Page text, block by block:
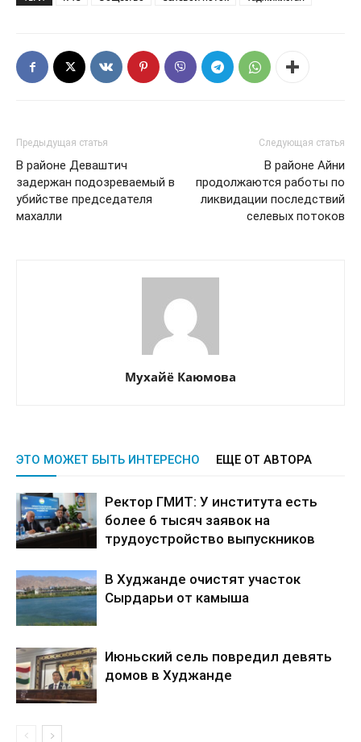
Предыдущая статья
В районе Деваштич
задержан подозреваемый в
убийстве председателя
махалли
Следующая статья
В районе Айни
продолжаются работы по
ликвидации последствий
селевых потоков
Мухайё Каюмова
ЭТО МОЖЕТ БЫТЬ ИНТЕРЕСНО ЕЩЕ ОТ АВТОРА
Ректор ГМИТ: У института есть
более 6 тысяч заявок на
трудоустройство выпускников
В Худжанде очистят участок
Сырдарьи от камыша
Июньский сель повредил девять
домов в Худжанде